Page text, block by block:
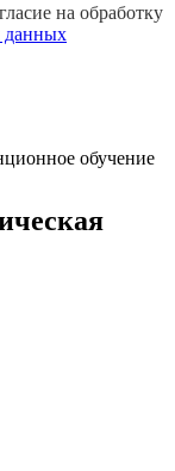
на обработку
данных